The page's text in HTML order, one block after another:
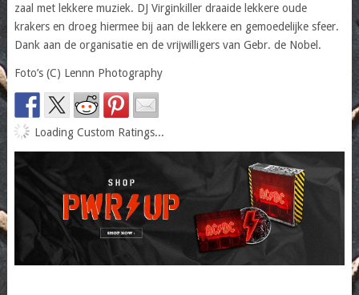
zaal met lekkere muziek. DJ Virginkiller draaide lekkere oude
krakers en droeg hiermee bij aan de lekkere en gemoedelijke sfeer.
Dank aan de organisatie en de vrijwilligers van Gebr. de Nobel.
Foto’s (C) Lennn Photography
Loading Custom Ratings...